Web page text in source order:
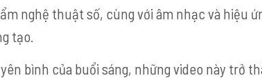
nghệ thuật số, cùng với âm nhạc và hiệu
tạo.
bình của buổi sáng, những video này trở